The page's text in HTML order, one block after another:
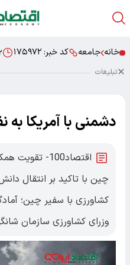
خانه جامعه کد خبر: ۱۷۵۹۷۲ ۰۲
تبلیغات
دشمنی با آمریکا به
اقتصاد100-
چین با تاکید بر انتقال
کشاورزی با سفیر چین؛
وزرای کشاورزی سازمان